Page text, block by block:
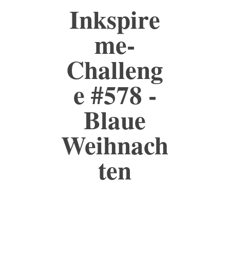
Inkspire
me-
Challeng
e #578 -
Blaue
Weihnach
ten